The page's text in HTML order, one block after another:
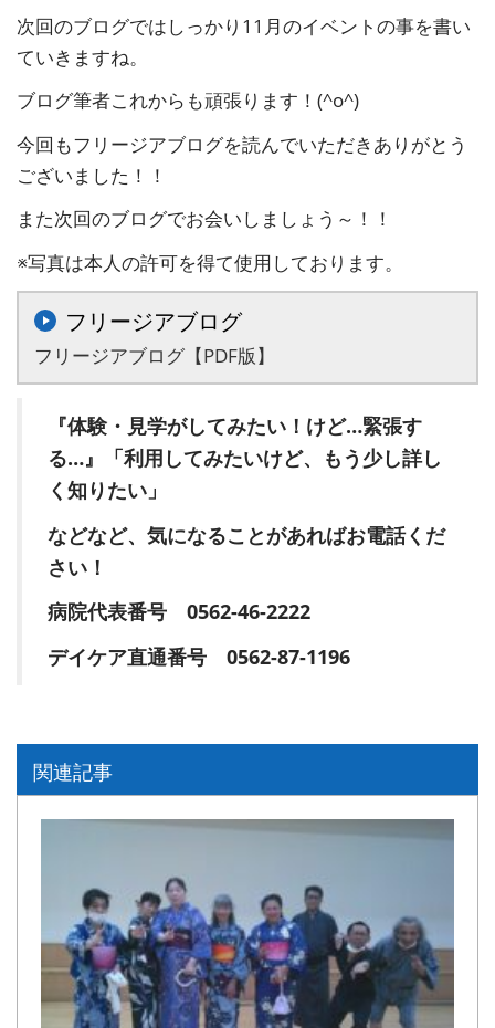
次回のブログではしっかり11月のイベントの事を書い
ていきますね。
ブログ筆者これからも頑張ります！(^o^)
今回もフリージアブログを読んでいただきありがとう
ございました！！
また次回のブログでお会いしましょう～！！
※写真は本人の許可を得て使用しております。
フリージアブログ
フリージアブログ【PDF版】
『体験・見学がしてみたい！けど…緊張す
る…』「利用してみたいけど、もう少し詳し
く知りたい」
などなど、気になることがあればお電話くだ
さい！
病院代表番号 0562-46-2222
デイケア直通番号 0562-87-1196
関連記事